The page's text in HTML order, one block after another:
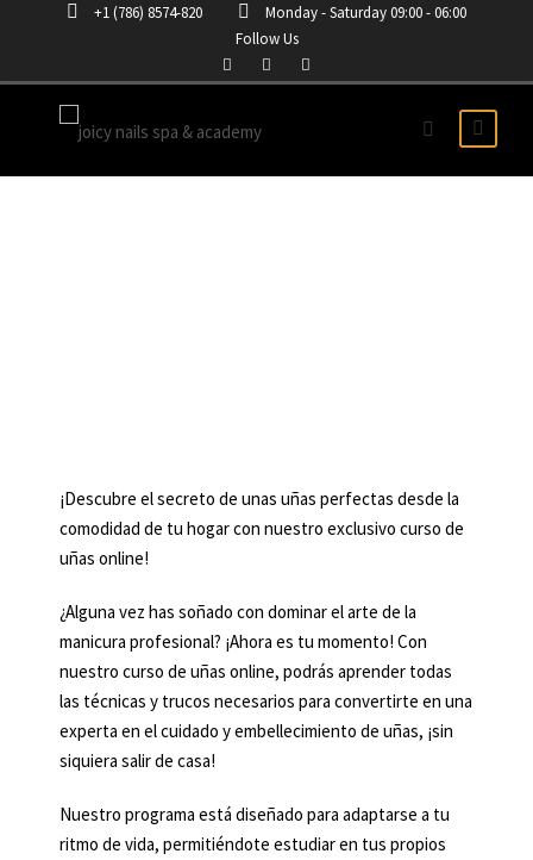
+1 (786) 8574-820
Monday - Saturday 09:00 - 06:00
Follow Us
¡Descubre el secreto de unas uñas perfectas desde la
comodidad de tu hogar con nuestro exclusivo curso de
uñas online!
¿Alguna vez has soñado con dominar el arte de la
manicura profesional? ¡Ahora es tu momento! Con
nuestro curso de uñas online, podrás aprender todas
las técnicas y trucos necesarios para convertirte en una
experta en el cuidado y embellecimiento de uñas, ¡sin
siquiera salir de casa!
Nuestro programa está diseñado para adaptarse a tu
ritmo de vida, permitiéndote estudiar en tus propios